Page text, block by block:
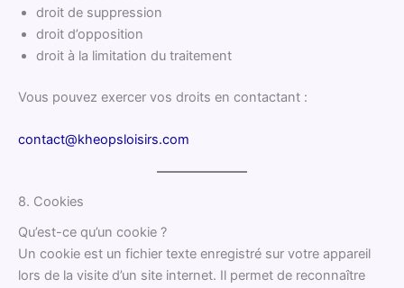
droit de suppression
droit d’opposition
droit à la limitation du traitement
Vous pouvez exercer vos droits en contactant :
contact@kheopsloisirs.com
8. Cookies
Qu’est-ce qu’un cookie ?
Un cookie est un fichier texte enregistré sur votre appareil
lors de la visite d’un site internet. Il permet de reconnaître